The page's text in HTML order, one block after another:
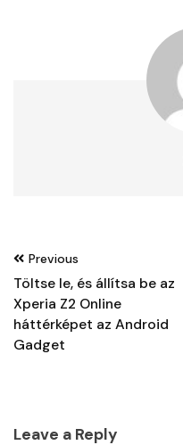
Post
navigation
Previous
Töltse le, és állítsa be az
Xperia Z2 Online
háttérképet az Android
Gadget
Leave a Reply